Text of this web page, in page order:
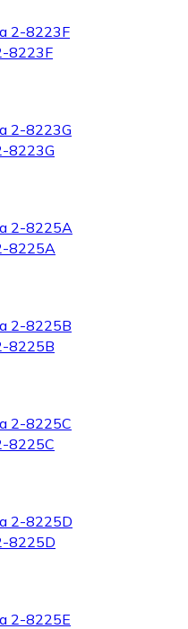
8223F
8223G
8225A
8225B
8225C
8225D